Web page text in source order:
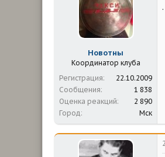
Новотны
Координатор клуба
Регистрация
22.10.2009
Сообщения
1 838
Оценка реакций
2 890
Город
Мск
.